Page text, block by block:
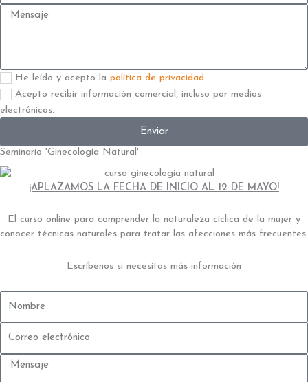
Mensaje
Aceptación
2
He leído y acepto la política de privacidad
Aceptación
Acepto recibir información comercial, incluso por medios
electrónicos.
Enviar
Seminario 'Ginecología Natural'
¡APLAZAMOS LA FECHA DE INICIO AL 12 DE MAYO!
El curso online para comprender la naturaleza cíclica de la mujer y
conocer técnicas naturales para tratar las afecciones más frecuentes.
Escríbenos si necesitas más información
electrónico
Mensaje